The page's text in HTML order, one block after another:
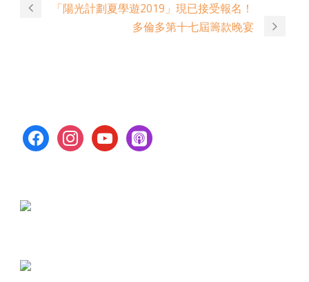
「陽光計劃夏學遊2019」現已接受報名！
多倫多第十七屆籌款晚宴
facebookinstagramyoutubeapple-
podcasts